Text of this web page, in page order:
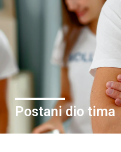
Postani dio tima